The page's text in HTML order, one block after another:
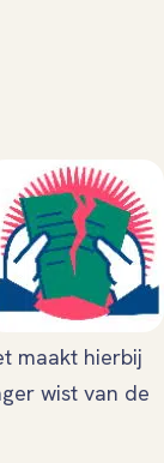
maakt hierbij
wist van de